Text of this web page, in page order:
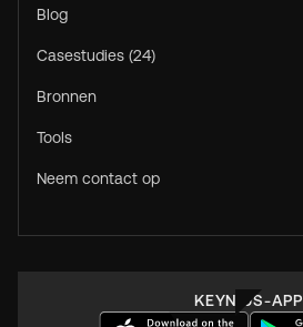
Blog
Casestudies (24)
Bronnen
Tools
Neem contact op
KEYNIUS-APP